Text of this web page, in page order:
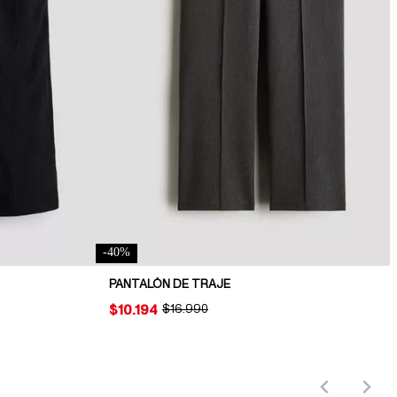
-40%
PANTALÓN DE TRAJE
ORIGINAL PRICE:
$16.990
PRICE:
$10.194